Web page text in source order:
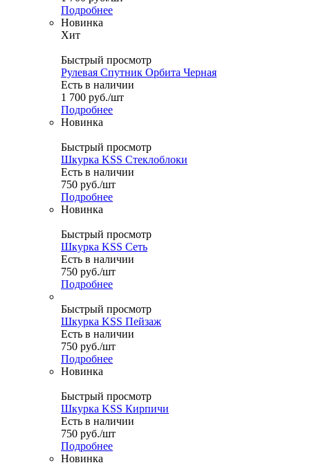
Подробнее
Новинка
Хит
Быстрый просмотр
Рулевая Спутник Орбита Черная
Есть в наличии
1 700 руб./шт
Подробнее
Новинка
Быстрый просмотр
Шкурка KSS Стеклоблоки
Есть в наличии
750 руб./шт
Подробнее
Новинка
Быстрый просмотр
Шкурка KSS Сеть
Есть в наличии
750 руб./шт
Подробнее
Быстрый просмотр
Шкурка KSS Пейзаж
Есть в наличии
750 руб./шт
Подробнее
Новинка
Быстрый просмотр
Шкурка KSS Кирпичи
Есть в наличии
750 руб./шт
Подробнее
Новинка